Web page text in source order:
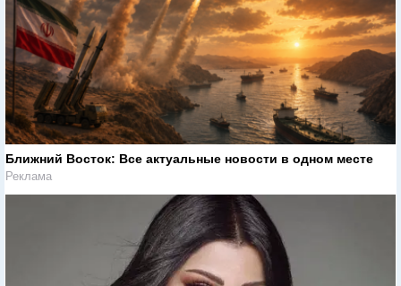
Ближний Восток: Все актуальные новости в одном месте
Реклама